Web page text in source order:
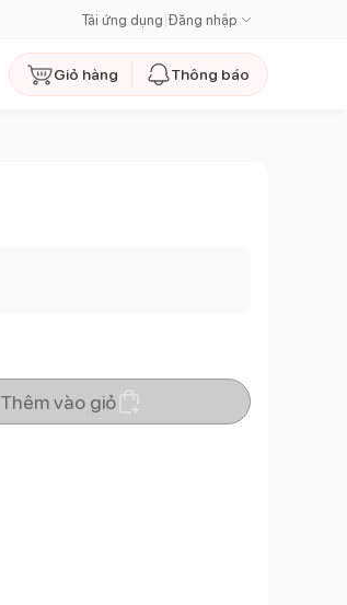
Tải ứng dụng Đăng nhập
Giỏ hàng Thông báo
Thêm vào giỏ